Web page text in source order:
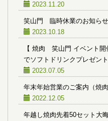
2023.11.20
笑山門 臨時休業のお知らせ
2023.10.18
【 焼肉 笑山門 イベント開
でソフトドリンクプレゼント
2023.07.05
年末年始営業のご案内（焼
2022.12.05
年越し焼肉先着50セット大